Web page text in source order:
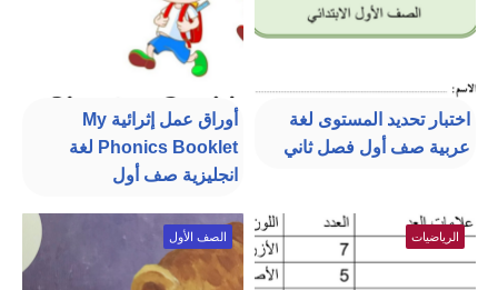
اختبار تحديد المستوى لغة
عربية صف أول فصل ثاني
أوراق عمل إثرائية My
Phonics Booklet لغة
انجليزية صف أول
الرياضيات الصف الأول